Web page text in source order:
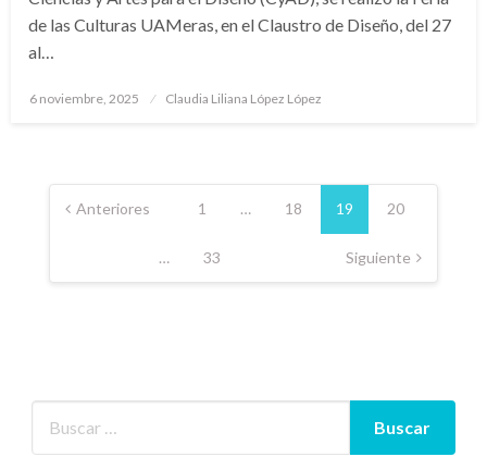
de las Culturas UAMeras, en el Claustro de Diseño, del 27
al…
Publicado
6 noviembre, 2025 Claudia Liliana López López
Paginación
de Anteriores 1 … 18 19 20
… 33 Siguiente